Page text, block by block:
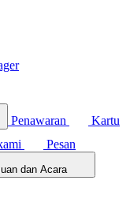
Penawaran
Kartu
Pesan
dan Acara